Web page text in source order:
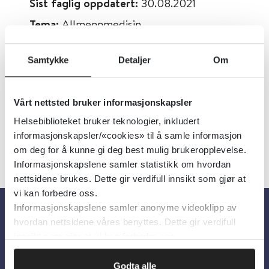
Samtykke Detaljer Om
Vårt nettsted bruker informasjonskapsler
Helsebiblioteket bruker teknologier, inkludert
informasjonskapsler/«cookies» til å samle informasjon
om deg for å kunne gi deg best mulig brukeropplevelse.
Informasjonskapslene samler statistikk om hvordan
nettsidene brukes. Dette gir verdifull innsikt som gjør at
vi kan forbedre oss.
Informasjonskapslene samler anonyme videoklipp av
hvordan nettsidene våres benyttes. Dette gir verdifull
Godta alle
Tema: Allmennmedisin
Emner:Kirurgi, Hud
Dokumenttype: Videoer
Om oss